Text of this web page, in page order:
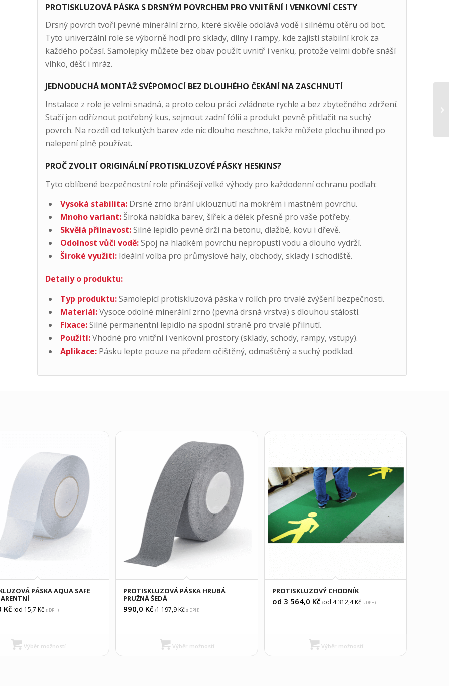
PROTISKLUZOVÁ PÁSKA S DRSNÝM POVRCHEM PRO VNITŘNÍ I VENKOVNÍ CESTY
Drsný povrch tvoří pevné minerální zrno, které skvěle odolává vodě i silnému otěru od bot.
Tyto univerzální role se výborně hodí pro sklady, dílny i rampy, kde zajistí stabilní krok za
každého počasí. Samolepky můžete bez obav použít uvnitř i venku, protože velmi dobře snáší
vlhko, déšť i mráz.
JEDNODUCHÁ MONTÁŽ SVÉPOMOCÍ BEZ DLOUHÉHO ČEKÁNÍ NA ZASCHNUTÍ
Instalace z role je velmi snadná, a proto celou práci zvládnete rychle a bez zbytečného zdržení.
Stačí jen odříznout potřebný kus, sejmout zadní fólii a produkt pevně přitlačit na suchý
povrch. Na rozdíl od tekutých barev zde nic dlouho neschne, takže můžete plochu ihned po
nalepení plně používat.
PROČ ZVOLIT ORIGINÁLNÍ PROTISKLUZOVÉ PÁSKY HESKINS?
Tyto oblíbené bezpečnostní role přinášejí velké výhody pro každodenní ochranu podlah:
Vysoká stabilita:Drsné zrno brání uklouznutí na mokrém i mastném povrchu.
Mnoho variant:Široká nabídka barev, šířek a délek přesně pro vaše potřeby.
Skvělá přilnavost:Silné lepidlo pevně drží na betonu, dlažbě, kovu i dřevě.
Odolnost vůči vodě:Spoj na hladkém povrchu nepropustí vodu a dlouho vydrží.
Široké využití:Ideální volba pro průmyslové haly, obchody, sklady i schodiště.
Detaily o produktu:
Typ produktu:Samolepicí protiskluzová páska v rolích pro trvalé zvýšení bezpečnosti.
Materiál:Vysoce odolné minerální zrno (pevná drsná vrstva) s dlouhou stálostí.
Fixace:Silné permanentní lepidlo na spodní straně pro trvalé přilnutí.
Použití:Vhodné pro vnitřní i venkovní prostory (sklady, schody, rampy, vstupy).
Aplikace:Pásku lepte pouze na předem očištěný, odmaštěný a suchý podklad.
PÁSKA AQUA SAFE
Kč (od 15,7 Kčs DPH)
Výběr možností
PROTISKLUZOVÁ PÁSKA HRUBÁ
PRUŽNÁ ŠEDÁ
990,0 Kč (1 197,9Kčs DPH)
Výběr možností
PROTISKLUZOVÝ CHODNÍK
od 3 564,0 Kč (od 4 312,4Kčs DPH)
Výběr možností